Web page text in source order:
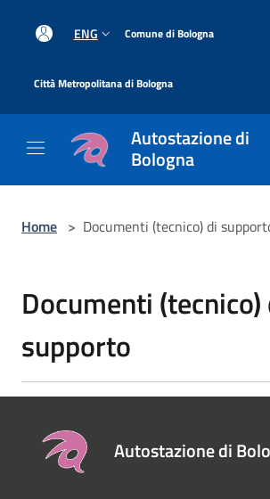
ENG Comune di Bologna
Città Metropolitana di Bologna
Autostazione di
Bologna
Home > Documenti (tecnico) di
Documenti (tecnico)
supporto
Autostazione di